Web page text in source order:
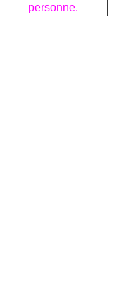
personne.